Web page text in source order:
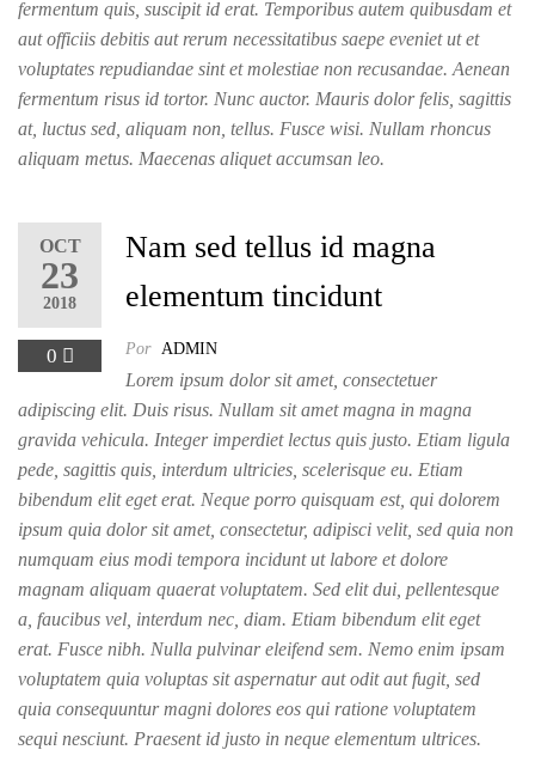
fermentum quis, suscipit id erat. Temporibus autem quibusdam et
aut officiis debitis aut rerum necessitatibus saepe eveniet ut et
voluptates repudiandae sint et molestiae non recusandae. Aenean
fermentum risus id tortor. Nunc auctor. Mauris dolor felis, sagittis
at, luctus sed, aliquam non, tellus. Fusce wisi. Nullam rhoncus
aliquam metus. Maecenas aliquet accumsan leo.
OCT
23
2018
0
Nam sed tellus id magna
elementum tincidunt
Por ADMIN
Lorem ipsum dolor sit amet, consectetuer
adipiscing elit. Duis risus. Nullam sit amet magna in magna
gravida vehicula. Integer imperdiet lectus quis justo. Etiam ligula
pede, sagittis quis, interdum ultricies, scelerisque eu. Etiam
bibendum elit eget erat. Neque porro quisquam est, qui dolorem
ipsum quia dolor sit amet, consectetur, adipisci velit, sed quia non
numquam eius modi tempora incidunt ut labore et dolore
magnam aliquam quaerat voluptatem. Sed elit dui, pellentesque
a, faucibus vel, interdum nec, diam. Etiam bibendum elit eget
erat. Fusce nibh. Nulla pulvinar eleifend sem. Nemo enim ipsam
voluptatem quia voluptas sit aspernatur aut odit aut fugit, sed
quia consequuntur magni dolores eos qui ratione voluptatem
sequi nesciunt. Praesent id justo in neque elementum ultrices.